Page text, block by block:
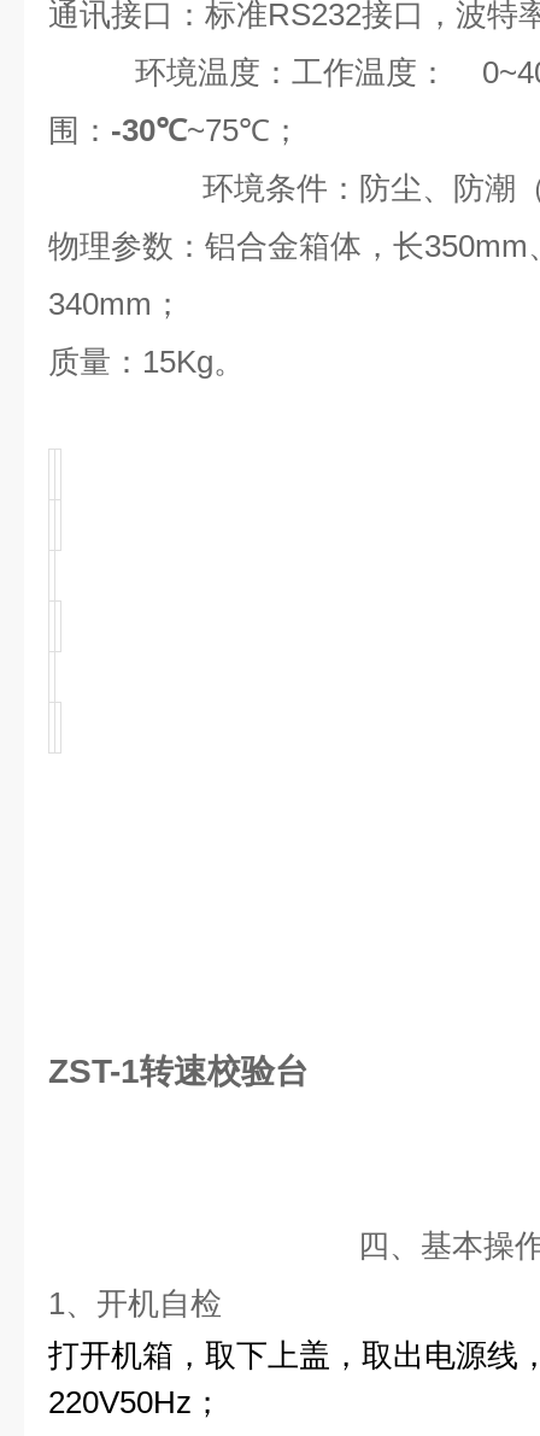
通讯接口： 标准RS232接口，波特
环境温度： 工作温度：
围： -30℃~75℃ ；
环境条件：防尘、防潮
物理参数： 铝合金箱体，长350mm
340mm ；
质量： 15Kg。
ZST-1转速校验台
四、基本操
1、开机自检
打开机箱，取下上盖，取出电源线
220V50Hz ；